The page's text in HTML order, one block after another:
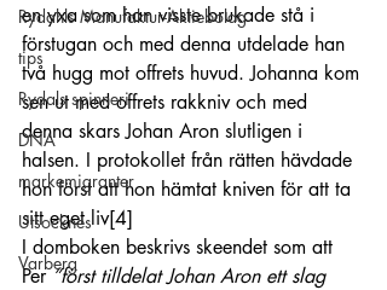
Rydahls Manufaktur-Aktiebolag
tips
Rydals spinneri
DNA
markemigranter
Utsocknes
Varberg
en yxa som han visste brukade stå i
förstugan och med denna utdelade han
två hugg mot offrets huvud. Johanna kom
sen ut med offrets rakkniv och med
denna skars Johan Aron slutligen i
halsen. I protokollet från rätten hävdade
hon först att hon hämtat kniven för att ta
sitt eget liv[4]
I domboken beskrivs skeendet som att
Per ”först tilldelat Johan Aron ett slag